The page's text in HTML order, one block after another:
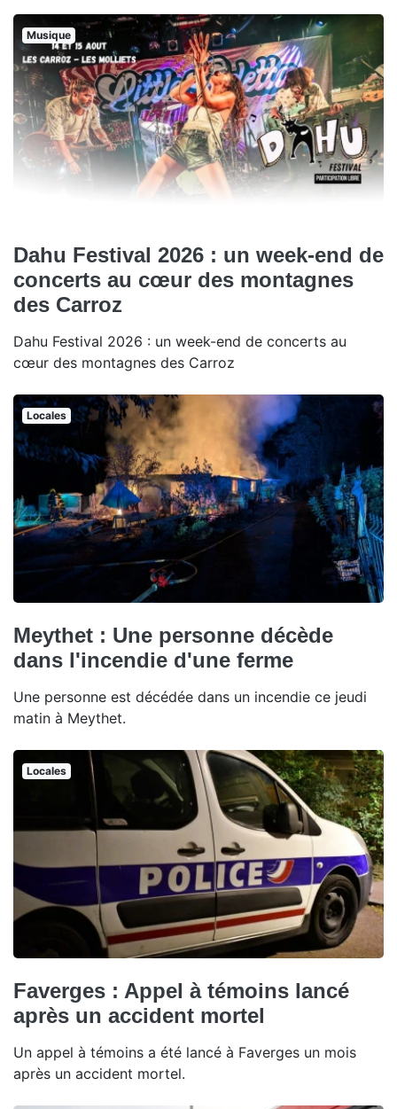
Musique
Dahu Festival 2026 : un week-end de
concerts au cœur des montagnes
des Carroz
Dahu Festival 2026 : un week-end de concerts au
cœur des montagnes des Carroz
Locales
Meythet : Une personne décède
dans l'incendie d'une ferme
Une personne est décédée dans un incendie ce jeudi
matin à Meythet.
Locales
Faverges : Appel à témoins lancé
après un accident mortel
Un appel à témoins a été lancé à Faverges un mois
après un accident mortel.